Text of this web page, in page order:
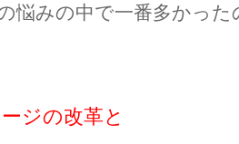
悩みの中で一番多かった
ジの改革と